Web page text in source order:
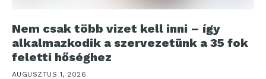
Nem csak több vizet kell inni – így
alkalmazkodik a szervezetünk a 35 fok
feletti hőséghez
AUGUSZTUS 1, 2026